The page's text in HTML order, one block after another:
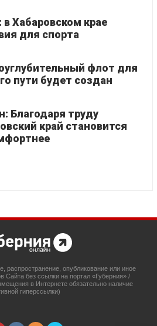
Хабаровском крае
для спорта
флот для
пути будет создан
Благодаря труду
край становится
распространение, опубликование или иное
Сайта без ссылки на портал «Губерния» /
в Интернете обязательно наличие
гиперссылки)